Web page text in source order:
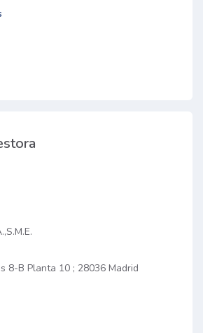
8-B Planta 10 ; 28036 Madrid